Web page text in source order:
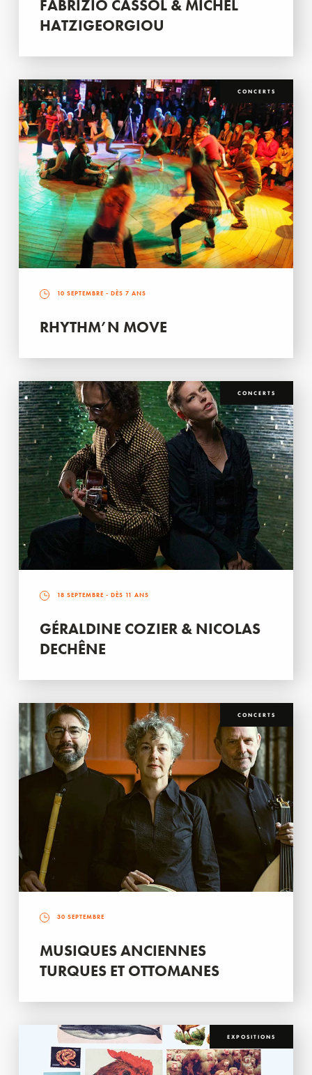
FABRIZIO CASSOL & MICHEL
HATZIGEORGIOU
CONCERTS
10 SEPTEMBRE - DÈS 7 ANS
RHYTHM’N MOVE
CONCERTS
18 SEPTEMBRE - DÈS 11 ANS
GÉRALDINE COZIER & NICOLAS
DECHÊNE
CONCERTS
30 SEPTEMBRE
MUSIQUES ANCIENNES
TURQUES ET OTTOMANES
EXPOSITIONS